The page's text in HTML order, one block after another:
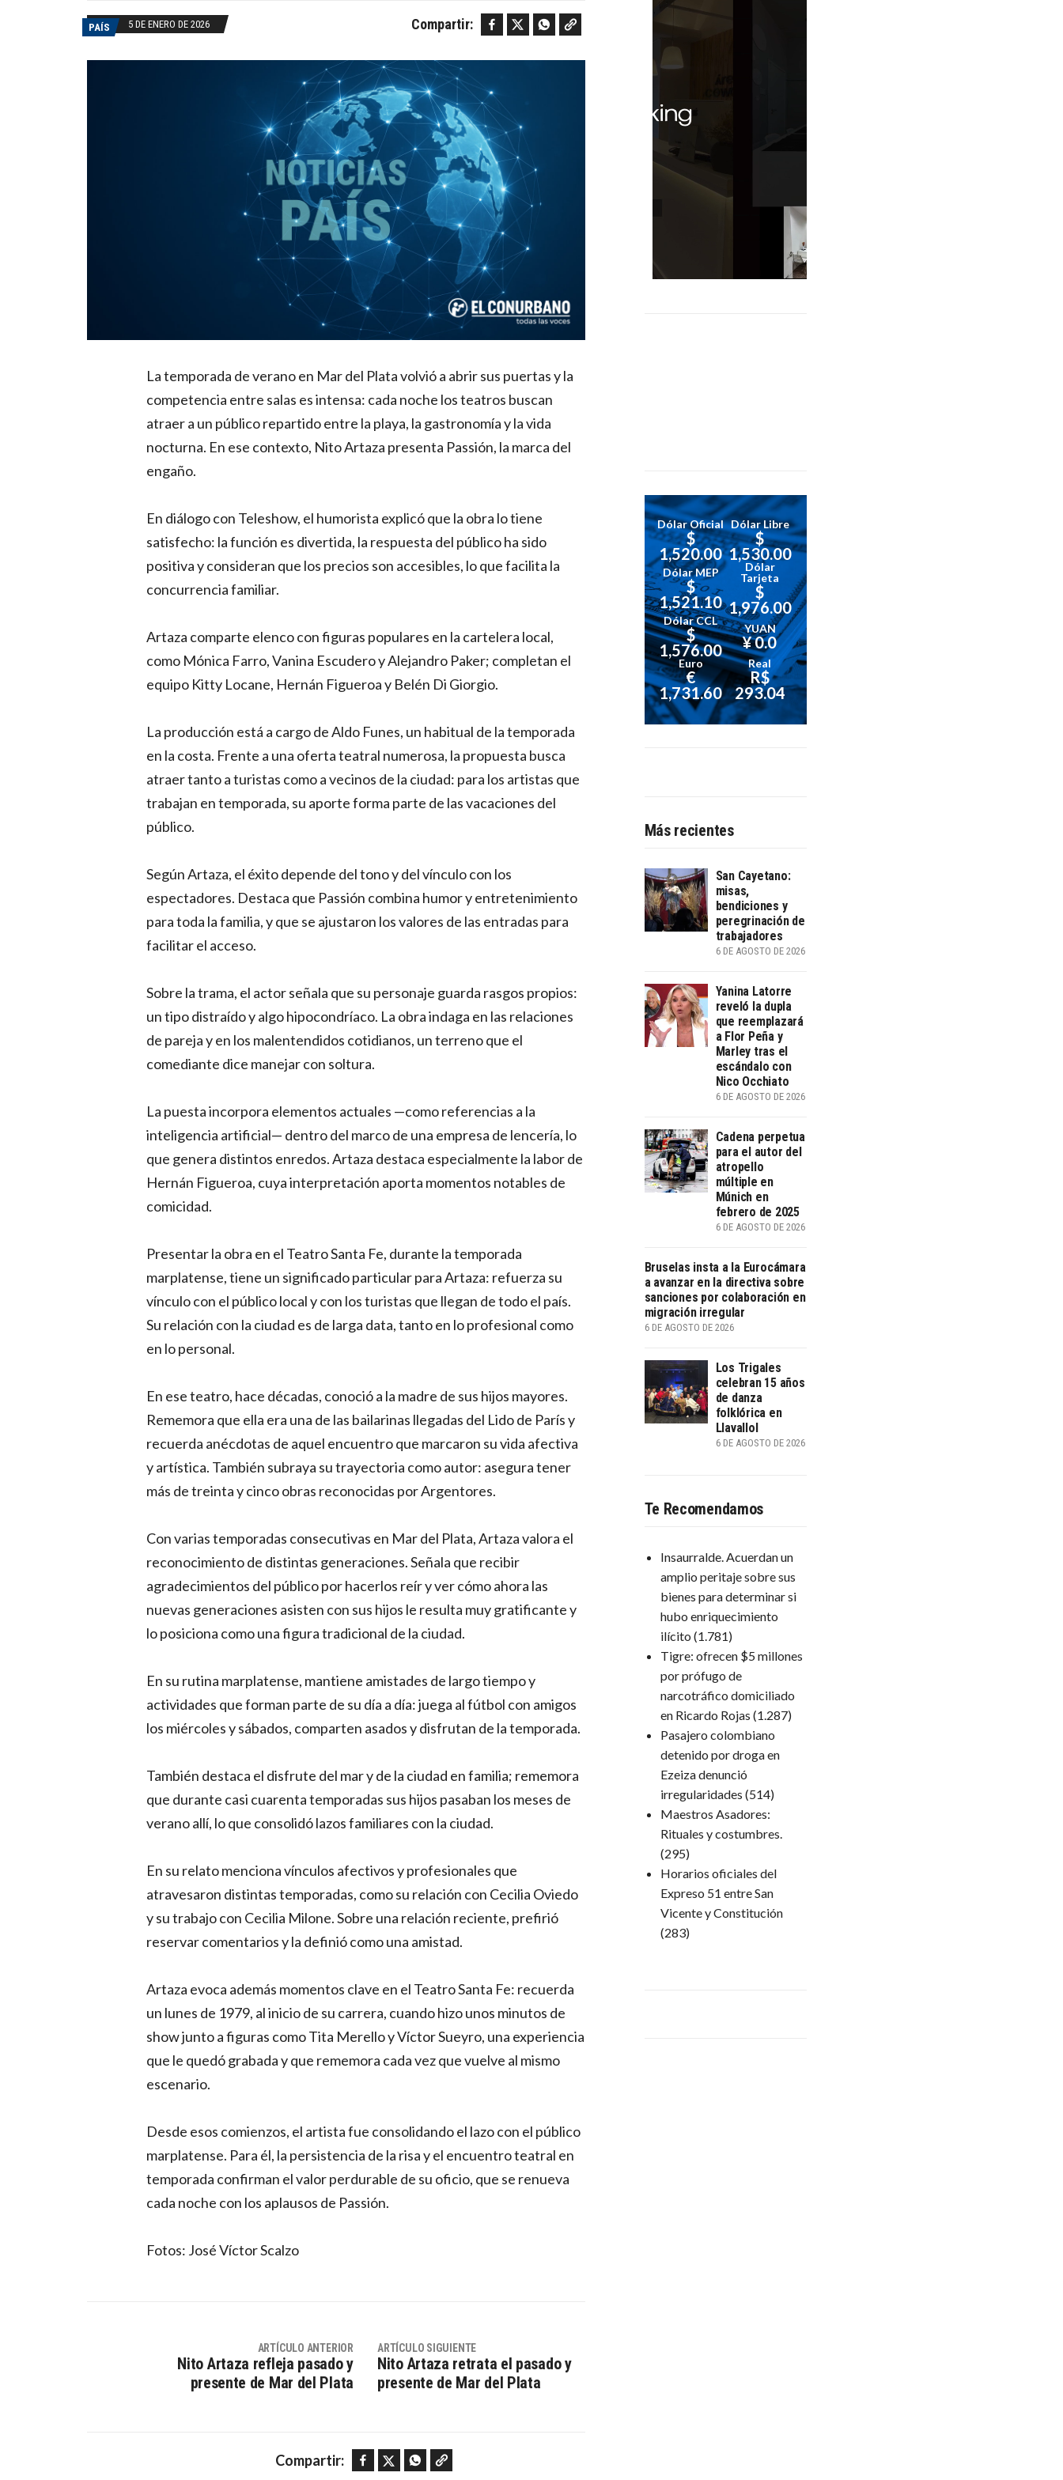
PAÍS 5 DE ENERO DE 2026 Compartir: Facebook Twitter WhatsApp Copy link
La temporada de verano en Mar del Plata volvió a abrir sus puertas y la
competencia entre salas es intensa: cada noche los teatros buscan
atraer a un público repartido entre la playa, la gastronomía y la vida
nocturna. En ese contexto, Nito Artaza presenta Passión, la marca del
engaño.
En diálogo con Teleshow, el humorista explicó que la obra lo tiene
satisfecho: la función es divertida, la respuesta del público ha sido
positiva y consideran que los precios son accesibles, lo que facilita la
concurrencia familiar.
Artaza comparte elenco con figuras populares en la cartelera local,
como Mónica Farro, Vanina Escudero y Alejandro Paker; completan el
equipo Kitty Locane, Hernán Figueroa y Belén Di Giorgio.
La producción está a cargo de Aldo Funes, un habitual de la temporada
en la costa. Frente a una oferta teatral numerosa, la propuesta busca
atraer tanto a turistas como a vecinos de la ciudad: para los artistas que
trabajan en temporada, su aporte forma parte de las vacaciones del
público.
Según Artaza, el éxito depende del tono y del vínculo con los
espectadores. Destaca que Passión combina humor y entretenimiento
para toda la familia, y que se ajustaron los valores de las entradas para
facilitar el acceso.
Sobre la trama, el actor señala que su personaje guarda rasgos propios:
un tipo distraído y algo hipocondríaco. La obra indaga en las relaciones
de pareja y en los malentendidos cotidianos, un terreno que el
comediante dice manejar con soltura.
La puesta incorpora elementos actuales —como referencias a la
inteligencia artificial— dentro del marco de una empresa de lencería, lo
que genera distintos enredos. Artaza destaca especialmente la labor de
Hernán Figueroa, cuya interpretación aporta momentos notables de
comicidad.
Presentar la obra en el Teatro Santa Fe, durante la temporada
marplatense, tiene un significado particular para Artaza: refuerza su
vínculo con el público local y con los turistas que llegan de todo el país.
Su relación con la ciudad es de larga data, tanto en lo profesional como
en lo personal.
En ese teatro, hace décadas, conoció a la madre de sus hijos mayores.
Rememora que ella era una de las bailarinas llegadas del Lido de París y
recuerda anécdotas de aquel encuentro que marcaron su vida afectiva
y artística. También subraya su trayectoria como autor: asegura tener
más de treinta y cinco obras reconocidas por Argentores.
Con varias temporadas consecutivas en Mar del Plata, Artaza valora el
reconocimiento de distintas generaciones. Señala que recibir
agradecimientos del público por hacerlos reír y ver cómo ahora las
nuevas generaciones asisten con sus hijos le resulta muy gratificante y
lo posiciona como una figura tradicional de la ciudad.
En su rutina marplatense, mantiene amistades de largo tiempo y
actividades que forman parte de su día a día: juega al fútbol con amigos
los miércoles y sábados, comparten asados y disfrutan de la temporada.
También destaca el disfrute del mar y de la ciudad en familia; rememora
que durante casi cuarenta temporadas sus hijos pasaban los meses de
verano allí, lo que consolidó lazos familiares con la ciudad.
En su relato menciona vínculos afectivos y profesionales que
atravesaron distintas temporadas, como su relación con Cecilia Oviedo
y su trabajo con Cecilia Milone. Sobre una relación reciente, prefirió
reservar comentarios y la definió como una amistad.
Artaza evoca además momentos clave en el Teatro Santa Fe: recuerda
un lunes de 1979, al inicio de su carrera, cuando hizo unos minutos de
show junto a figuras como Tita Merello y Víctor Sueyro, una experiencia
que le quedó grabada y que rememora cada vez que vuelve al mismo
escenario.
Desde esos comienzos, el artista fue consolidando el lazo con el público
marplatense. Para él, la persistencia de la risa y el encuentro teatral en
temporada confirman el valor perdurable de su oficio, que se renueva
cada noche con los aplausos de Passión.
Fotos: José Víctor Scalzo
ARTÍCULO ANTERIOR
Nito Artaza refleja pasado y
presente de Mar del Plata
ARTÍCULO SIGUIENTE
Nito Artaza retrata el pasado y
presente de Mar del Plata
Compartir: Facebook Twitter WhatsApp Copy link
Dólar Oficial
$
1,520.00
Dólar Libre
$
1,530.00
Dólar MEP
$
1,521.10
Dólar
Tarjeta
$
1,976.00
Dólar CCL
$
1,576.00
YUAN
¥ 0.0
Euro
€
1,731.60
Real
R$
293.04
Más recientes
San Cayetano:
misas,
bendiciones y
peregrinación de
trabajadores
6 DE AGOSTO DE 2026
Yanina Latorre
reveló la dupla
que reemplazará
a Flor Peña y
Marley tras el
escándalo con
Nico Occhiato
6 DE AGOSTO DE 2026
Cadena perpetua
para el autor del
atropello
múltiple en
Múnich en
febrero de 2025
6 DE AGOSTO DE 2026
Bruselas insta a la Eurocámara
a avanzar en la directiva sobre
sanciones por colaboración en
migración irregular
6 DE AGOSTO DE 2026
Los Trigales
celebran 15 años
de danza
folklórica en
Llavallol
6 DE AGOSTO DE 2026
Te Recomendamos
Insaurralde. Acuerdan un
amplio peritaje sobre sus
bienes para determinar si
hubo enriquecimiento
ilícito (1.781)
Tigre: ofrecen $5 millones
por prófugo de
narcotráfico domiciliado
en Ricardo Rojas (1.287)
Pasajero colombiano
detenido por droga en
Ezeiza denunció
irregularidades (514)
Maestros Asadores:
Rituales y costumbres.
(295)
Horarios oficiales del
Expreso 51 entre San
Vicente y Constitución
(283)